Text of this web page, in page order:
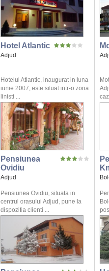
Hotel Atlantic
Adjud
Hotelul Atlantic, inaugurat in luna
iunie 2007, este situat intr-o zona
linisti ...
Pensiunea
Ovidiu
Adjud
Pensiunea Ovidiu, situata in
centrul orasului Adjud, pune la
dispozitia clienti ...